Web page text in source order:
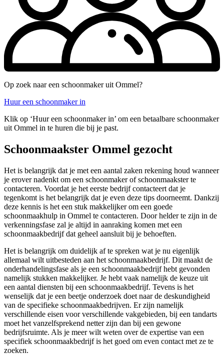
Op zoek naar een schoonmaker uit Ommel?
Huur een schoonmaker in
Klik op ‘Huur een schoonmaker in’ om een betaalbare schoonmaker
uit Ommel in te huren die bij je past.
Schoonmaakster Ommel gezocht
Het is belangrijk dat je met een aantal zaken rekening houd wanneer
je erover nadenkt om een schoonmaker of schoonmaakster te
contacteren. Voordat je het eerste bedrijf contacteert dat je
tegenkomt is het belangrijk dat je even deze tips doorneemt. Dankzij
deze kennis is het een stuk makkelijker om een goede
schoonmaakhulp in Ommel te contacteren. Door helder te zijn in de
verkenningsfase zal je altijd in aanraking komen met een
schoonmaakbedrijf dat geheel aansluit bij je behoeften.
Het is belangrijk om duidelijk af te spreken wat je nu eigenlijk
allemaal wilt uitbesteden aan het schoonmaakbedrijf. Dit maakt de
onderhandelingsfase als je een schoonmaakbedrijf hebt gevonden
namelijk stukken makkelijker. Je hebt vaak namelijk de keuze uit
een aantal diensten bij een schoonmaakbedrijf. Tevens is het
wenselijk dat je een beetje onderzoek doet naar de deskundigheid
van de specifieke schoonmaakbedrijven. Er zijn namelijk
verschillende eisen voor verschillende vakgebieden, bij een tandarts
moet het vanzelfsprekend netter zijn dan bij een gewone
bedrijfsruimte. Als je meer wilt weten over de expertise van een
specifiek schoonmaakbedrijf is het goed om even contact met ze te
zoeken.